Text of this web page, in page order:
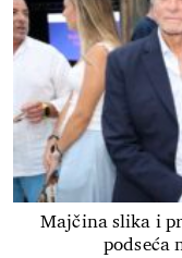
Majčina slika i
podseća